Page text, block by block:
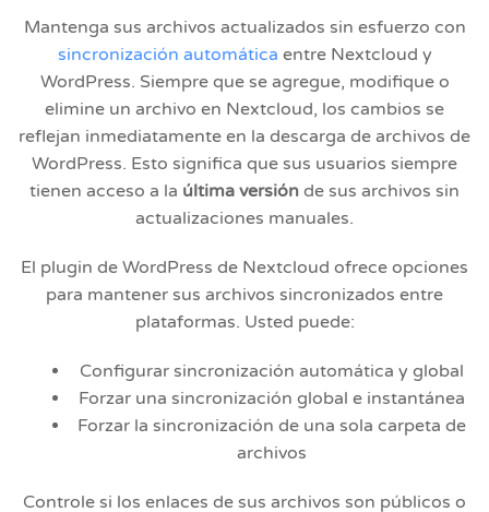
Mantenga sus archivos actualizados sin esfuerzo con
sincronización automática entre Nextcloud y
WordPress. Siempre que se agregue, modifique o
elimine un archivo en Nextcloud, los cambios se
reflejan inmediatamente en la descarga de archivos de
WordPress. Esto significa que sus usuarios siempre
tienen acceso a la última versión de sus archivos sin
actualizaciones manuales.
El plugin de WordPress de Nextcloud ofrece opciones
para mantener sus archivos sincronizados entre
plataformas. Usted puede:
Configurar sincronización automática y global
Forzar una sincronización global e instantánea
Forzar la sincronización de una sola carpeta de
archivos
Controle si los enlaces de sus archivos son públicos o